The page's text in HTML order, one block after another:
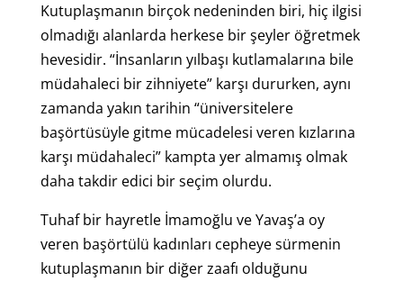
Kutuplaşmanın birçok nedeninden biri, hiç ilgisi
olmadığı alanlarda herkese bir şeyler öğretmek
hevesidir. “İnsanların yılbaşı kutlamalarına bile
müdahaleci bir zihniyete” karşı dururken, aynı
zamanda yakın tarihin “üniversitelere
başörtüsüyle gitme mücadelesi veren kızlarına
karşı müdahaleci” kampta yer almamış olmak
daha takdir edici bir seçim olurdu.
Tuhaf bir hayretle İmamoğlu ve Yavaş’a oy
veren başörtülü kadınları cepheye sürmenin
kutuplaşmanın bir diğer zaafı olduğunu